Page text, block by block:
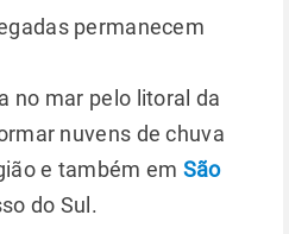
permanecem
no mar pelo litoral da
nuvens de chuva
e também em São
do Sul.